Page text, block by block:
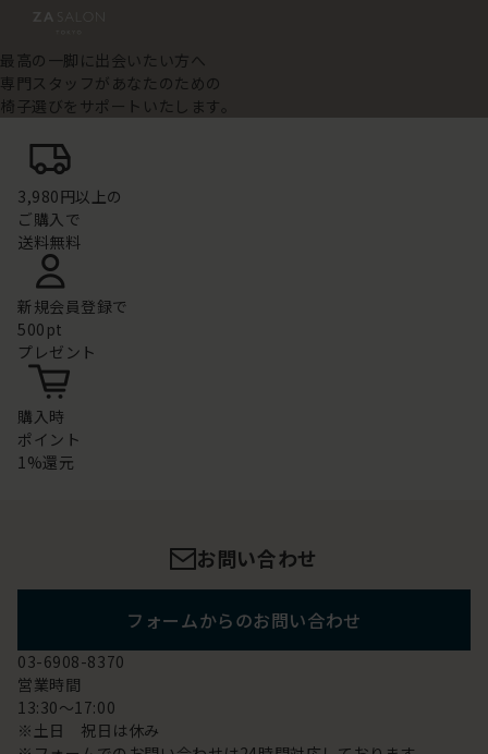
最高の一脚に出会いたい方へ
専門スタッフがあなたのための
椅子選びをサポートいたします。
3,980円以上の
ご購入で
送料無料
新規会員登録で
500pt
プレゼント
購入時
ポイント
1%還元
お問い合わせ
フォームからのお問い合わせ
03-6908-8370
営業時間
13:30～17:00
※土日 祝日は休み